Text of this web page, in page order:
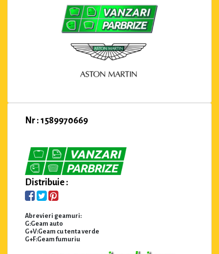
Nr : 1589970669
Distribuie :
Abrevieri geamuri:
G:Geam auto
G+V:Geam cu tenta verde
G+F:Geam fumuriu